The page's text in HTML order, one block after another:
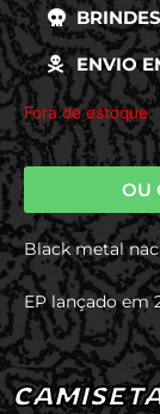
ENVIO
Fora de estoque
OU
Black metal
EP lançado em